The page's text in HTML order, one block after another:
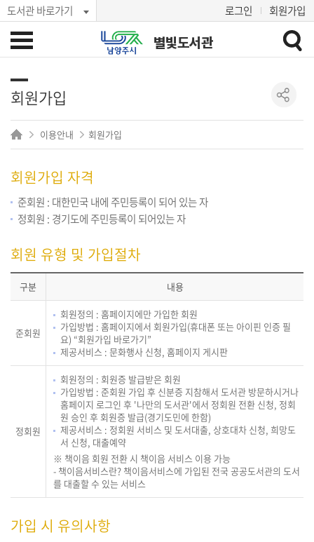
도서관 바로가기 로그인 회원가입
별빛도서관
회원가입
이용안내 회원가입
회원가입 자격
준회원 : 대한민국 내에 주민등록이 되어 있는 자
정회원 : 경기도에 주민등록이 되어있는 자
회원 유형 및 가입절차
구분 내용
준회원
회원정의 : 홈페이지에만 가입한 회원
가입방법 : 홈페이지에서 회원가입(휴대폰 또는 아이핀 인증 필
요) “회원가입 바로가기”
제공서비스 : 문화행사 신청, 홈페이지 게시판
정회원
회원정의 : 회원증 발급받은 회원
가입방법 : 준회원 가입 후 신분증 지참해서 도서관 방문하시거나
홈페이지 로그인 후 '나만의 도서관'에서 정회원 전환 신청, 정회
원 승인 후 회원증 발급(경기도민에 한함)
제공서비스 : 정회원 서비스 및 도서대출, 상호대차 신청, 희망도
서 신청, 대출예약
※ 책이음 회원 전환 시 책이음 서비스 이용 가능
- 책이음서비스란? 책이음서비스에 가입된 전국 공공도서관의 도서
를 대출할 수 있는 서비스
가입 시 유의사항